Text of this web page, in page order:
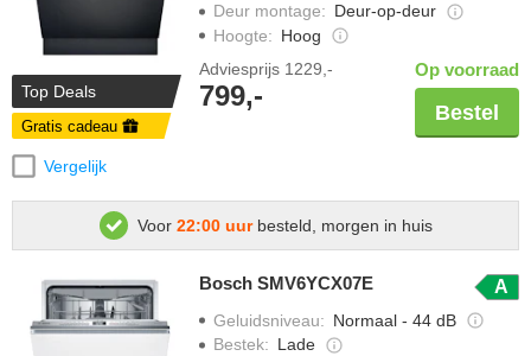
Top Deals
Gratis cadeau
Vergelijk
Deur montage: Deur-op-deur
Hoogte: Hoog
Adviesprijs 1229,-
799,-
Op voorraad
Bestel
Voor 22:00 uurbesteld, morgen in huis
Bosch SMV6YCX07E A
Geluidsniveau: Normaal - 44 dB
Bestek: Lade